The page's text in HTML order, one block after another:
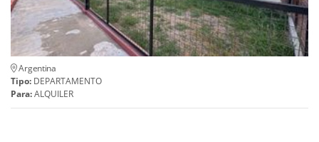
Argentina
Tipo: DEPARTAMENTO
Para:ALQUILER